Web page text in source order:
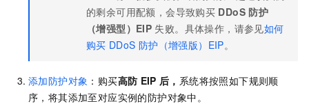
的剩余可用配额，会导致购买 DDoS 防护
（增强型）EIP 失败。具体操作，请参见如何
购买 DDoS 防护（增强版）EIP。
添加防护对象 ：购买高防 EIP 后， 系统将按照如下规则顺
序，将其添加至对应实例的防护对象中。